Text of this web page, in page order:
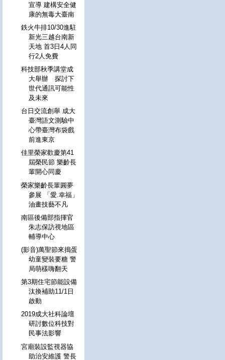
宣導 建構安全健
康的無毒大臺南
鉄火牛排10/30進駐
新光三越台南新
天地 首3日4人同
行2人免費
科技部秋季講堂成
大舉辦 探討下
世代通訊可能性
及未來
台日交流創舉 成大
臺灣語文測驗中
心帶臺灣布袋戲
前進東京
佳里榮家歡慶第41
屆榮民節 樂齡長
輩開心同慶
榮家樂齡長輩圓夢
參展 「愛.幸福」
油畫技藝不凡
南區後備部指揮官
朱志保訪視地區
輔導中心
(影音)萬聖節來搗蛋
幼童變裝要糖 警
局萌樣嗨翻天
第3期住宅節能設備
汰換補助11/1日
啟動
2019成大社科論壇
研討數位科技對
民事法影響
宮廟裝設監視器協
助治安維護 警長